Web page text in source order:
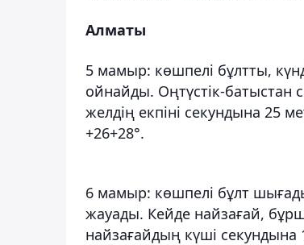
Алматы
5 мамыр: көшпелі бұлтты,
ойнайды. Оңтүстік-батыстан
желдің екпіні секундына 25
+26+28°.
6 мамыр: көшпелі бұлт
жауады. Кейде найзағай,
найзағайдың күші секундына